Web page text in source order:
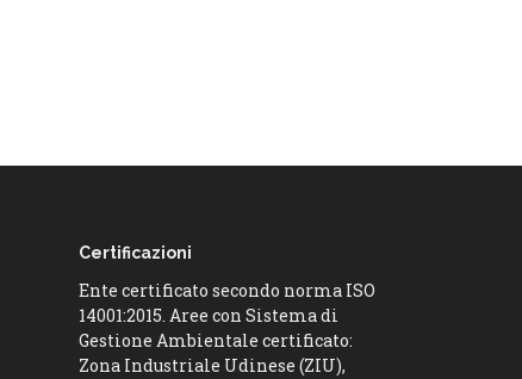
Certificazioni
Ente certificato secondo norma ISO
14001:2015. Aree con Sistema di
Gestione Ambientale certificato:
Zona Industriale Udinese (ZIU),